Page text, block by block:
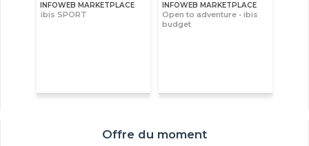
INFOWEB MARKETPLACE
ibis SPORT
INFOWEB MARKETPLACE
Open to adventure • ibis
budget
Offre du moment